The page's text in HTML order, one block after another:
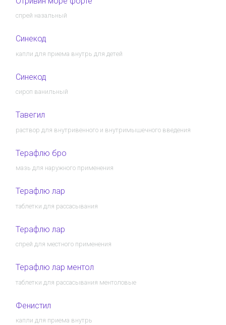
спрей назальный
Синекод
капли для приема внутрь для детей
Синекод
сироп ванильный
Тавегил
раствор для внутривенного и внутримышечного введения
Терафлю бро
мазь для наружного применения
Терафлю лар
таблетки для рассасывания
Терафлю лар
спрей для местного применения
Терафлю лар ментол
таблетки для рассасывания ментоловые
Фенистил
капли для приема внутрь